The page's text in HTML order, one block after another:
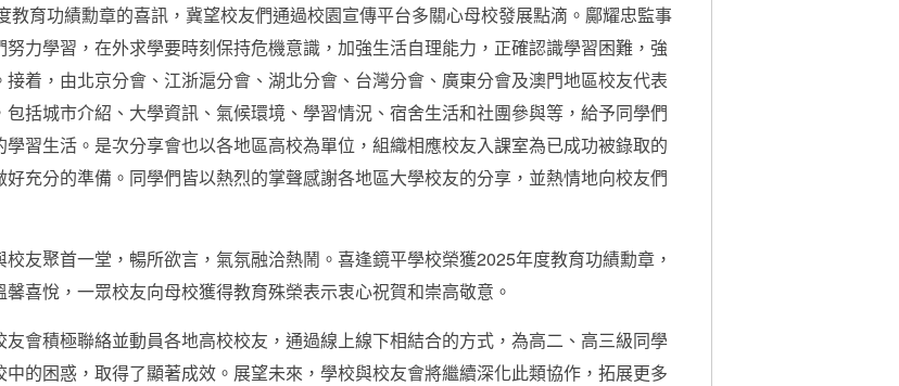
育功績勳章的喜訊，冀望校友們通過校園宣傳平台多關心母校發展點滴。鄺耀忠監事
力學習，在外求學要時刻保持危機意識，加強生活自理能力，正確認識學習困難，強
着，由北京分會、江浙滬分會、湖北分會、台灣分會、廣東分會及澳門地區校友代表
括城市介紹、大學資訊、氣候環境、學習情況、宿舍生活和社團參與等，給予同學們
習生活。是次分享會也以各地區高校為單位，組織相應校友入課室為已成功被錄取的
充分的準備。同學們皆以熱烈的掌聲感謝各地區大學校友的分享，並熱情地向校友們
友聚首一堂，暢所欲言，氣氛融洽熱鬧。喜逢鏡平學校榮獲2025年度教育功績勳章，
喜悅，一眾校友向母校獲得教育殊榮表示衷心祝賀和崇高敬意。
會積極聯絡並動員各地高校校友，通過線上線下相結合的方式，為高二、高三級同學
的困惑，取得了顯著成效。展望未來，學校與校友會將繼續深化此類協作，拓展更多